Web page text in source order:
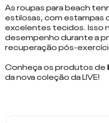
As roupas para beach
estilosas, com estampas
excelentes tecidos. Isso
desempenho durante a
recuperação pós-
Conheça os produtos de
da nova coleção da LIVE!